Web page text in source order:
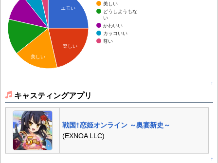
美しい
どうしようもな
い
かわいい
カッコいい
尊い
エモい
楽しい
美しい
↑
キャスティングアプリ
戦国†恋姫オンライン ～奥宴新史～
(EXNOA LLC)
↑